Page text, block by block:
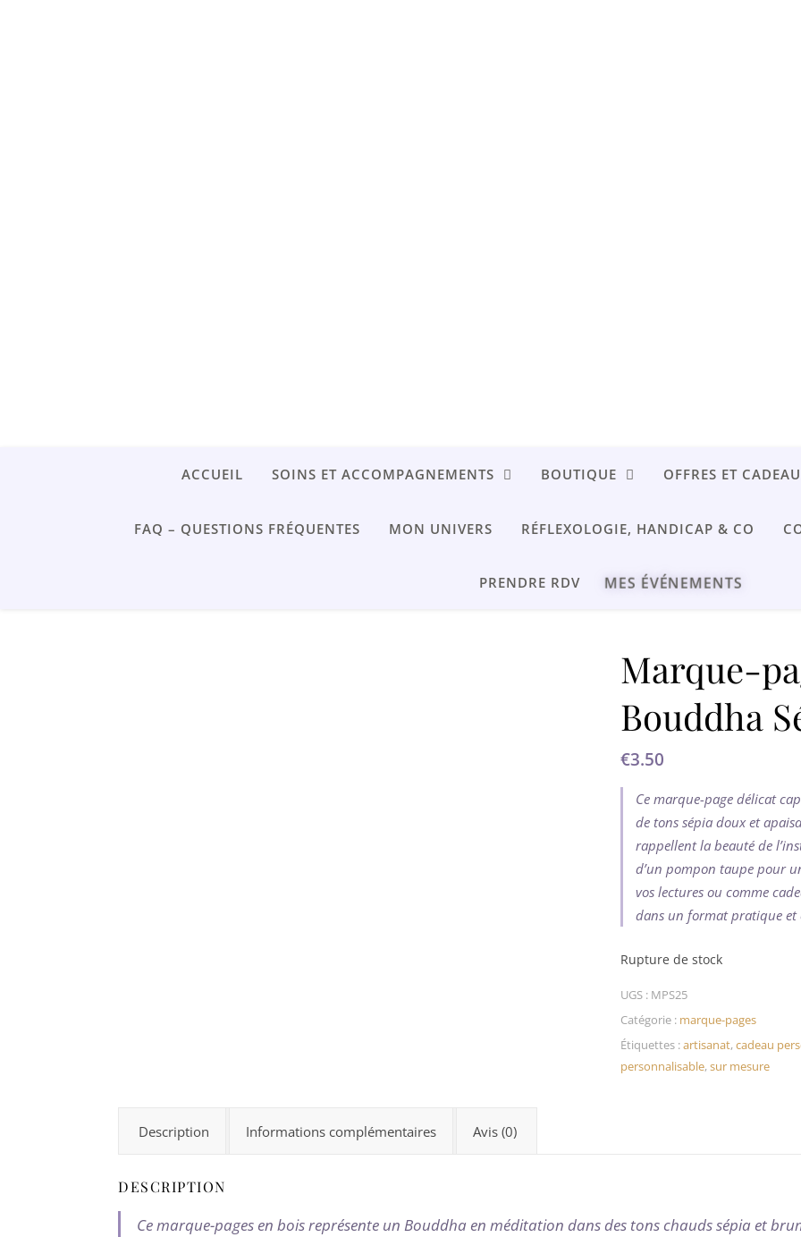
ACCUEIL SOINS ET ACCOMPAGNEMENTS BOUTIQUE OFFRES ET
FAQ – QUESTIONS FRÉQUENTES MON UNIVERS RÉFLEXOLOGIE, HANDICAP & CO
PRENDRE RDV MES ÉVÉNEMENTS
Marque-
Bouddha
€3.50
Ce marque-page délicat
de tons sépia doux et
rappellent la beauté de
d’un pompon taupe pour
vos lectures ou comme
dans un format pratique et
Rupture de stock
UGS : MPS25
Catégorie : marque-pages
Étiquettes :artisanat,cadeau
personnalisable,sur mesure
Description Informations complémentaires Avis (0)
DESCRIPTION
Ce marque-pages en bois représente un Bouddha en méditation dans des tons chauds sépia et